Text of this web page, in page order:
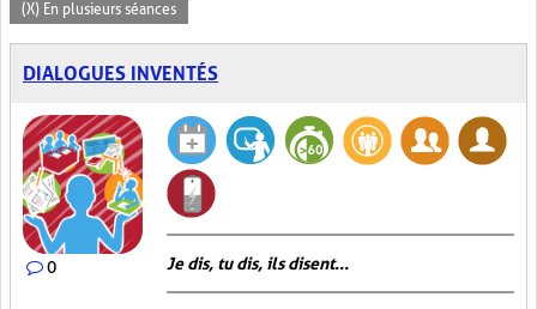
(X) En plusieurs séances
DIALOGUES INVENTÉS
0 Je dis, tu dis, ils disent...